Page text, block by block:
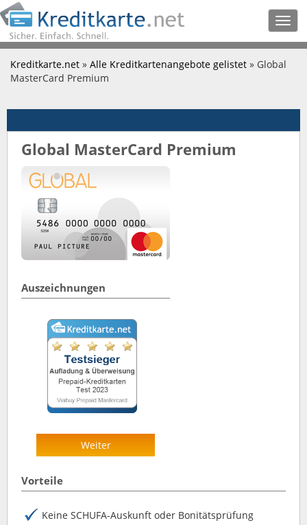
Kreditkarte.net » Alle Kreditkartenangebote gelistet » Global
MasterCard Premium
Global MasterCard Premium
Auszeichnungen
Weiter
Vorteile
Keine SCHUFA-Auskunft oder Bonitätsprüfung